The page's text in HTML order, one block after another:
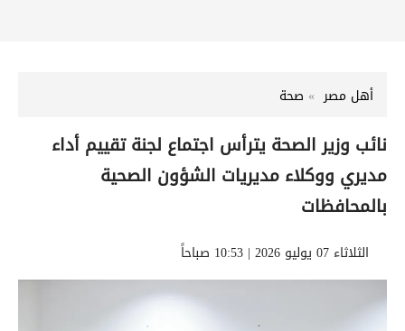
أهل مصر صحة
نائب وزير الصحة يترأس اجتماع لجنة تقييم أداء
مديري ووكلاء مديريات الشؤون الصحية
بالمحافظات
الثلاثاء 07 يوليو 2026 | 10:53 صباحاً